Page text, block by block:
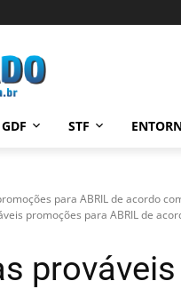
GDF STF
para ABRIL de acordo
promoções para ABRIL de